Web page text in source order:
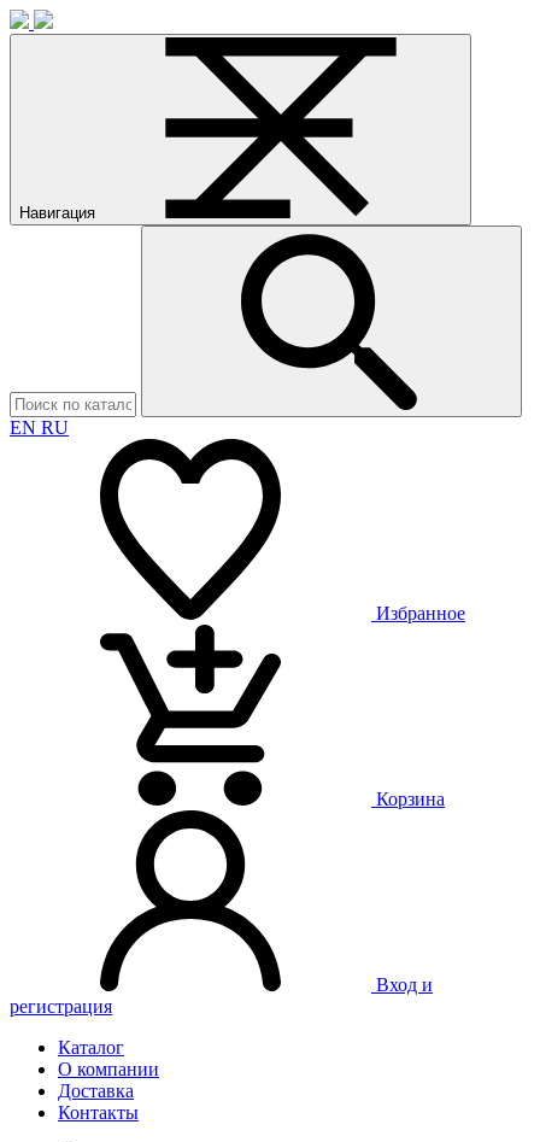
Навигация
EN RU
Избранное
Корзина
Вход и
регистрация
Каталог
О компании
Доставка
Контакты